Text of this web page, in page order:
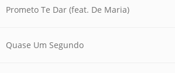
Prometo Te Dar (feat. De Maria)
Quase Um Segundo